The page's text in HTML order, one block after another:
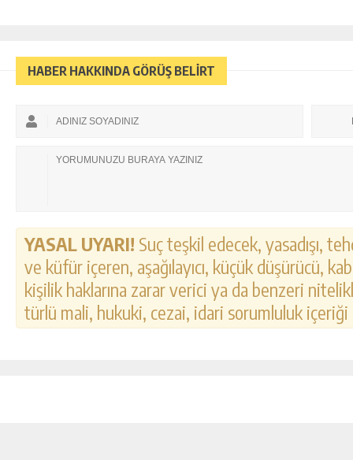
HABER HAKKINDA GÖRÜŞ BELİRT
YASAL UYARI! Suç teşkil edecek, yasadışı,
ve küfür içeren, aşağılayıcı, küçük düşürücü,
kişilik haklarına zarar verici ya da benzeri
türlü mali, hukuki, cezai, idari sorumluluk